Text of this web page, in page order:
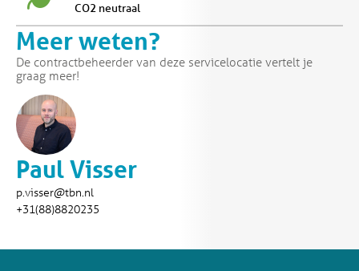
CO2 neutraal
Meer weten?
De contractbeheerder van deze servicelocatie vertelt je
graag meer!
Paul Visser
p.visser@tbn.nl
+31(88)8820235